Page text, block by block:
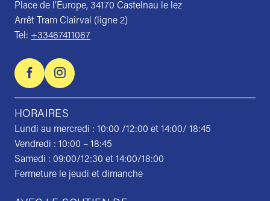
Place de l’Europe, 34170 Castelnau le lez
Arrêt Tram Clairval (ligne 2)
Tel: +33467411067
HORAIRES
Lundi au mercredi : 10:00 /12:00 et 14:00/ 18:45
Vendredi : 10:00 – 18:45
Samedi : 09:00/12:30 et 14:00/18:00
Fermeture le jeudi et dimanche